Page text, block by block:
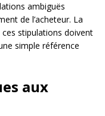
ambiguës
de l’acheteur. La
stipulations doivent
simple référence
aux